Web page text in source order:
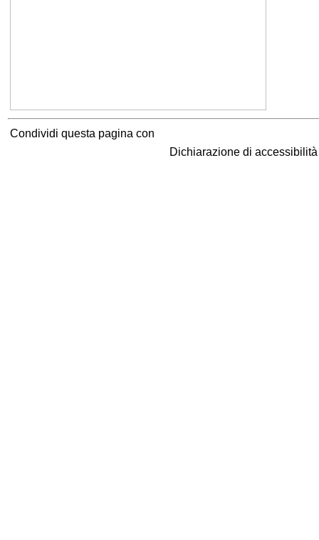
Condividi questa pagina con
Dichiarazione di